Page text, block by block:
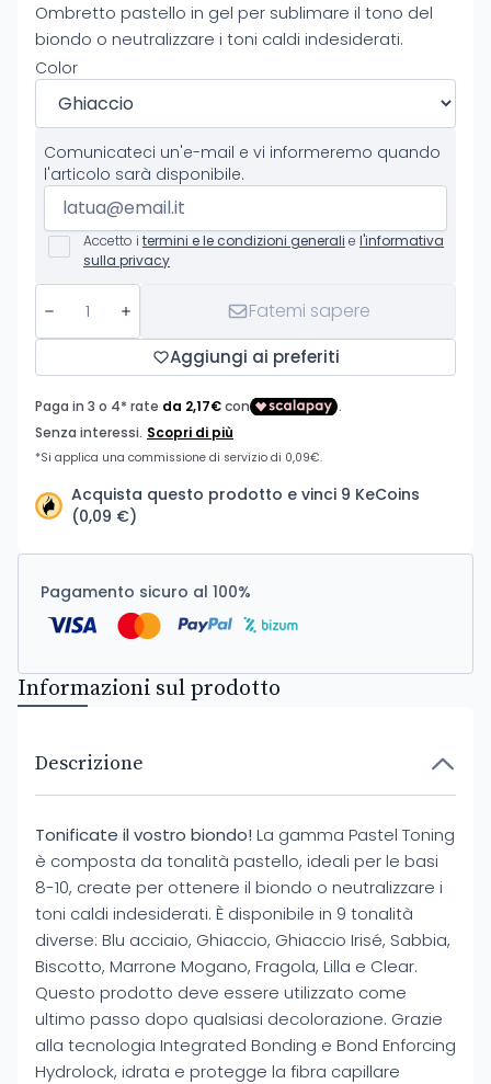
Ombretto pastello in gel per sublimare il tono del
biondo o neutralizzare i toni caldi indesiderati.
Color
Comunicateci un'e-mail e vi informeremo quando
l'articolo sarà disponibile.
Accetto i termini e le condizioni generali e l'informativa
sulla privacy
Fatemi sapere
Aggiungi ai preferiti
Acquista questo prodotto e vinci 9 KeCoins
(0,09 €)
Pagamento sicuro al 100%
Informazioni sul prodotto
Descrizione
Tonificate il vostro biondo! La gamma Pastel Toning
è composta da tonalità pastello, ideali per le basi
8-10, create per ottenere il biondo o neutralizzare i
toni caldi indesiderati. È disponibile in 9 tonalità
diverse: Blu acciaio, Ghiaccio, Ghiaccio Irisé, Sabbia,
Biscotto, Marrone Mogano, Fragola, Lilla e Clear.
Questo prodotto deve essere utilizzato come
ultimo passo dopo qualsiasi decolorazione. Grazie
alla tecnologia Integrated Bonding e Bond Enforcing
Hydrolock, idrata e protegge la fibra capillare